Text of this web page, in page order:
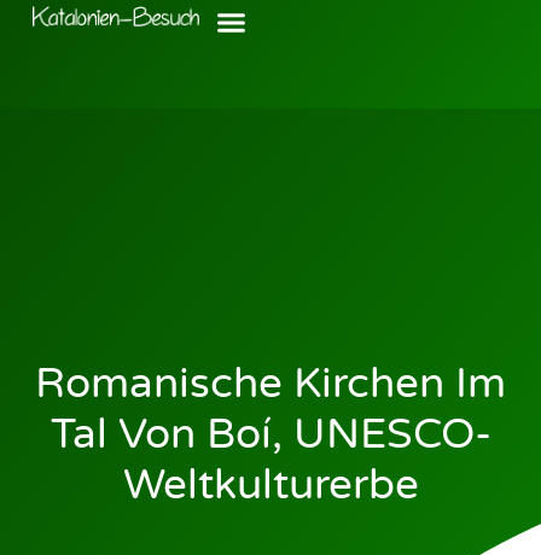
Romanische Kirchen Im
Tal Von Boí, UNESCO-
Weltkulturerbe